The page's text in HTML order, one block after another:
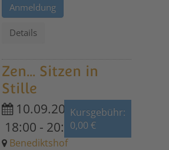
Anmeldung
Details
Zen... Sitzen in
Stille
10.09.2026
18:00 - 20:00
Benediktshof
Kursgebühr:
0,00 €